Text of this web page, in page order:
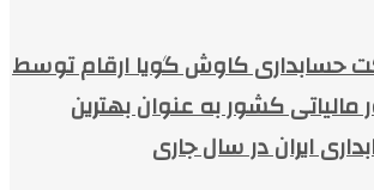
حسابداری کاوش گویا ارقام توسط
مالیاتی کشور به عنوان بهترین
ایران در سال جاری